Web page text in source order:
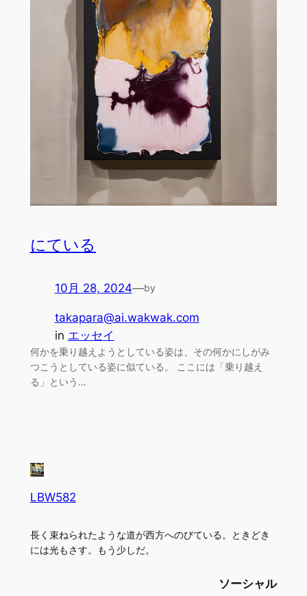
にている
10月 28, 2024—by
takapara@ai.wakwak.com
in エッセイ
何かを乗り越えようとしている姿は、その何かにしがみ
つこうとしている姿に似ている。 ここには「乗り越え
る」という…
LBW582
長く束ねられたような道が西方へのびている。ときどき
には光もさす。もう少しだ。
ソーシャル